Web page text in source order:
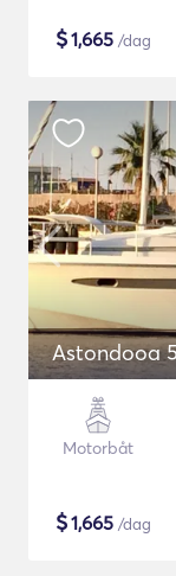
$1,665 /dag
Astondooa
Motorbåt
$1,665 /dag